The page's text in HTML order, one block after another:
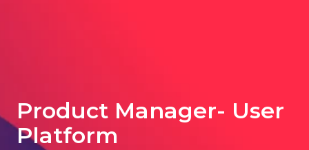
Product Manager- User
Platform